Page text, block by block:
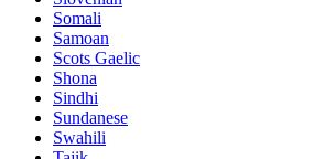
Somali
Samoan
Scots Gaelic
Shona
Sindhi
Sundanese
Swahili